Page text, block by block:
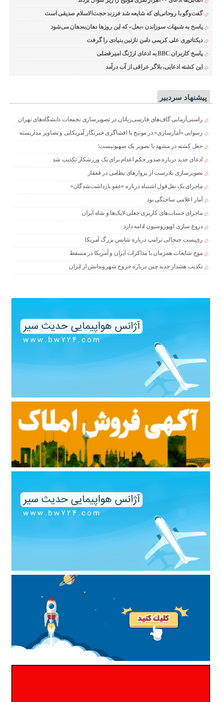
گفت‌وگو با روحانی‌ای که شایعه شد فرزند حجت‌الاسلام صدیقی است
پاسخ به شبهات سوزاندن «بعل» که این روزها دهان‌به‌دهان می‌شود
دیکتاتوری علی کریمی دامن نازنین بنیادی را گرفت
پاسخ کاربران BBC به ادعای ارژنگ امیرفضلی
این کشته ادعایی، بلاگر عراقی از آب درآمد
پیشنهاد سردبیر
راستی‌آزمایی گاف‌های فارسی‌زبانان در تصویرسازی تجمعات دانشگاه‌های تهران
رسوایی «آمارسازی» در مونیخ با افشاگری خبرنگار آمریکایی و تصاویر مداربسته
جعل کشته در مشهد با تصویر یک صهیونیست؛
ادعای جدید درباره صدور حکم اعدام برای یک ورزشکار تکذیب شد
تصویرسازی نادرست از پروازهای نظامی در قفقاز
ماجرای یک نقل‌قول اشتباه درباره «عفو بازداشت‌شدگان»
آمار اعلامی ساختگی بود
ماجرای حساب‌های کاربری جعلی لایک‌ها و شاه ایران
دروغ سازی اوپوزوسیون ادامه دارد
ری‌پست جنجالی ترامپ درباره شانس بزرگ آمریکا
موج شایعات همزمان با مذاکرات ایران و آمریکا در مسقط
تکذیب هشدار جدید چین درباره خروج شهروندانش از ایران